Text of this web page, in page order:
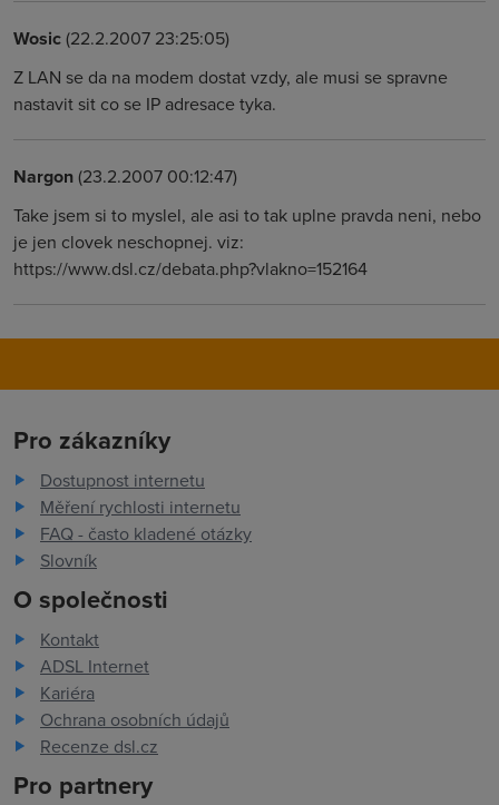
Wosic(22.2.2007 23:25:05)
Z LAN se da na modem dostat vzdy, ale musi se spravne
nastavit sit co se IP adresace tyka.
Nargon(23.2.2007 00:12:47)
Take jsem si to myslel, ale asi to tak uplne pravda neni, nebo
je jen clovek neschopnej. viz:
https://www.dsl.cz/debata.php?vlakno=152164
Pro zákazníky
Dostupnost internetu
Měření rychlosti internetu
FAQ - často kladené otázky
Slovník
O společnosti
Kontakt
ADSL Internet
Kariéra
Ochrana osobních údajů
Recenze dsl.cz
Pro partnery